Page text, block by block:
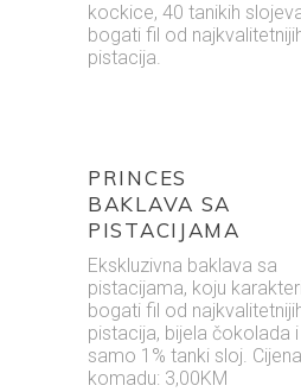
kockice, 40 tanikih
bogati fil od
pistacija.
PRINCES
BAKLAVA SA
PISTACIJAMA
Ekskluzivna baklava sa
pistacijama, koju
bogati fil od
pistacija, bijela čokolada i
samo 1% tanki sloj.
komadu: 3,00KM